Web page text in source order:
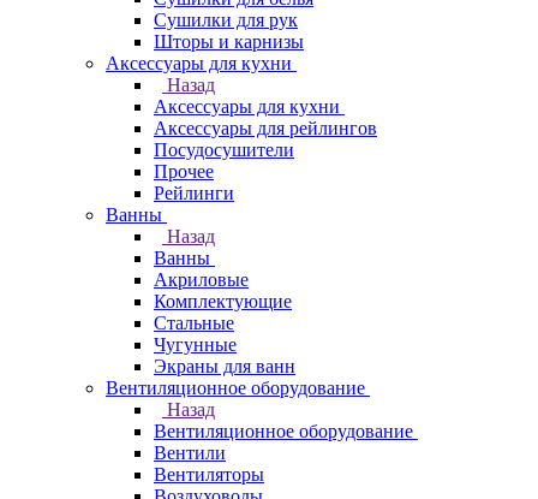
Сушилки для рук
Шторы и карнизы
Аксессуары для кухни
Назад
Аксессуары для кухни
Аксессуары для рейлингов
Посудосушители
Прочее
Рейлинги
Ванны
Назад
Ванны
Акриловые
Комплектующие
Стальные
Чугунные
Экраны для ванн
Вентиляционное оборудование
Назад
Вентиляционное оборудование
Вентили
Вентиляторы